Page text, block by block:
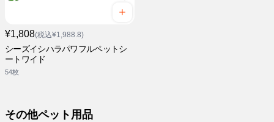
¥1,808(税込¥1,988.8)
シーズイシハラパワフルペットシ
ートワイド
54枚
その他ペット用品